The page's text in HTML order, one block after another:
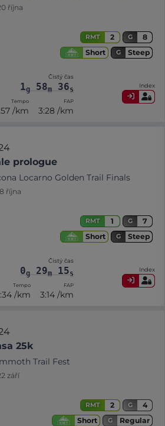
října
RMT 2 G
8
Short
G Steep
Čistý čas
1g58m36s
Tempo
/km
FAP
3:28 /km
Index
prologue
Locarno Golden Trail Finals
října
RMT 1 G
7
Short
G Steep
Čistý čas
0g29m15s
Tempo
/km
FAP
3:14 /km
Index
25k
Trail Fest
září
RMT 2 G
4
Short
G Regular